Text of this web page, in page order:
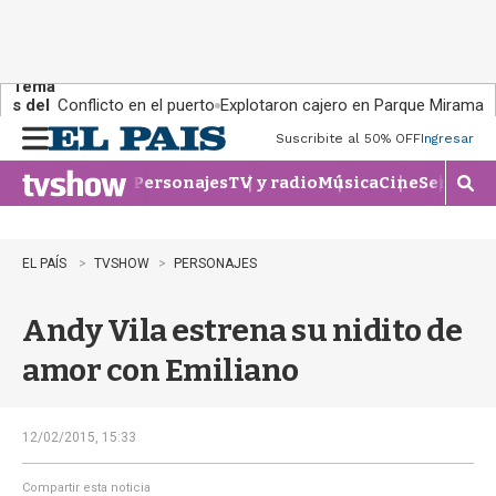
Tema
s del
día:
Conflicto en el puerto Explotaron cajero en Parque Miramar
n
u
Suscribite al 50% OFFIngresar
PersonajesTV y radioMúsicaCineSeries
M
o
e
EL PAÍS TVSHOW PERSONAJES
Andy Vila estrena su nidito de
amor con Emiliano
12/02/2015, 15:33
Compartir esta noticia